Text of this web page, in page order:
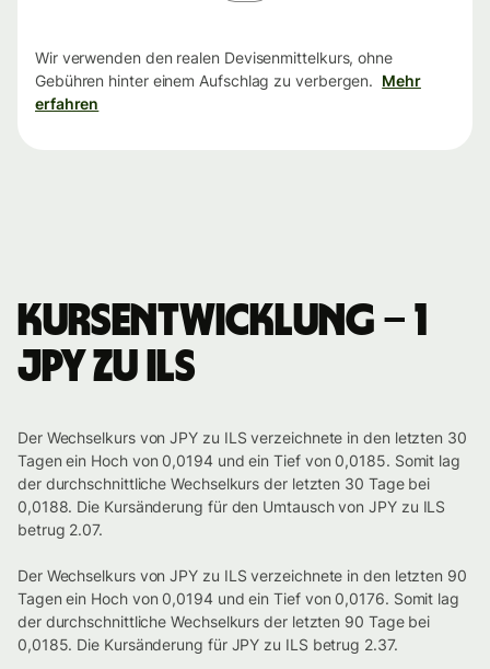
Wir verwenden den realen Devisenmittelkurs, ohne
Gebühren hinter einem Aufschlag zu verbergen. Mehr
erfahren
Kursentwicklung – 1
JPY zu ILS
Der Wechselkurs von JPY zu ILS verzeichnete in den letzten 30
Tagen ein Hoch von 0,0194 und ein Tief von 0,0185. Somit lag
der durchschnittliche Wechselkurs der letzten 30 Tage bei
0,0188. Die Kursänderung für den Umtausch von JPY zu ILS
betrug 2.07.
Der Wechselkurs von JPY zu ILS verzeichnete in den letzten 90
Tagen ein Hoch von 0,0194 und ein Tief von 0,0176. Somit lag
der durchschnittliche Wechselkurs der letzten 90 Tage bei
0,0185. Die Kursänderung für JPY zu ILS betrug 2.37.